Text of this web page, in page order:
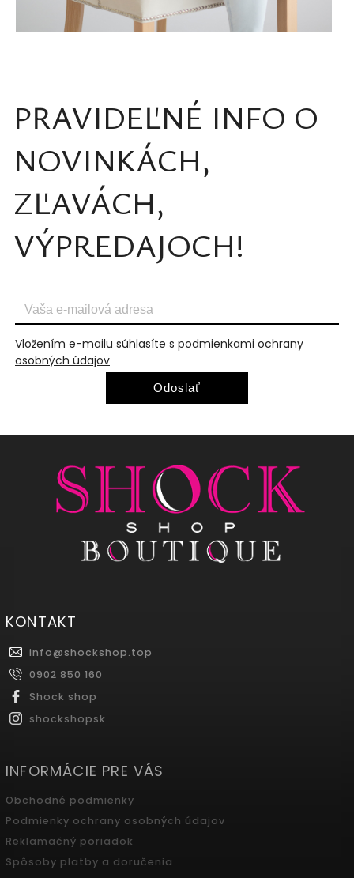
PRAVIDEĽNÉ INFO O
NOVINKÁCH,
ZĽAVÁCH,
VÝPREDAJOCH!
Vložením e-mailu súhlasíte s podmienkami ochrany
osobných údajov
Odoslať
KONTAKT
info@shockshop.top
0902 850 160
Shock shop
shockshopsk
INFORMÁCIE PRE VÁS
Obchodné podmienky
Podmienky ochrany osobných údajov
Reklamačný poriadok
Spôsoby platby a doručenia